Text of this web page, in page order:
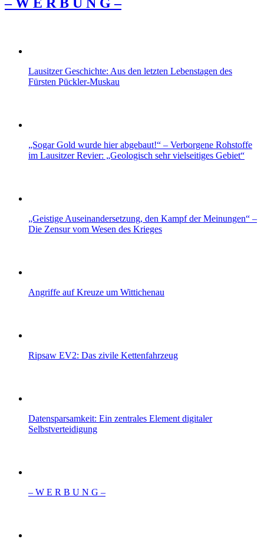
Lausitzer Geschichte: Aus den letzten Lebenstagen des
Fürsten Pückler-Muskau
„Sogar Gold wurde hier abgebaut!“ – Verborgene Rohstoffe
im Lausitzer Revier: „Geologisch sehr vielseitiges Gebiet“
„Geistige Auseinandersetzung, den Kampf der Meinungen“ –
Die Zensur vom Wesen des Krieges
Angriffe auf Kreuze um Wittichenau
Ripsaw EV2: Das zivile Kettenfahrzeug
Datensparsamkeit: Ein zentrales Element digitaler
Selbstverteidigung
– W Ε R Β U Ν G –